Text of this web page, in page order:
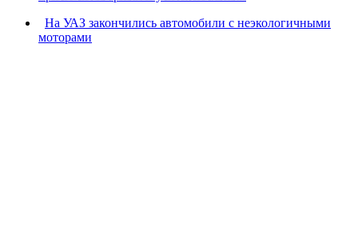
На УАЗ закончились автомобили с неэкологичными
моторами